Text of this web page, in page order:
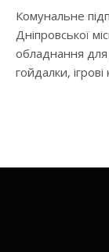
Комунальне
Дніпровської
обладнання
гойдалки,